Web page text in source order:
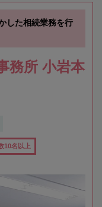
した相続業務を行
務所 小岩本
10名以上